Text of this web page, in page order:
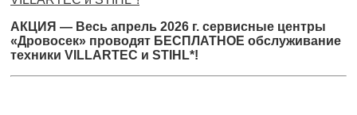
АКЦИЯ — Весь апрель 2026 г. сервисные центры
«Дровосек» проводят БЕСПЛАТНОЕ обслуживание
техники VILLARTEC и STIHL*!